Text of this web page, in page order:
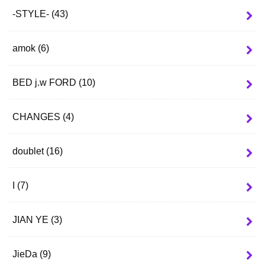
-STYLE- (43)
amok (6)
BED j.w FORD (10)
CHANGES (4)
doublet (16)
I (7)
JIAN YE (3)
JieDa (9)